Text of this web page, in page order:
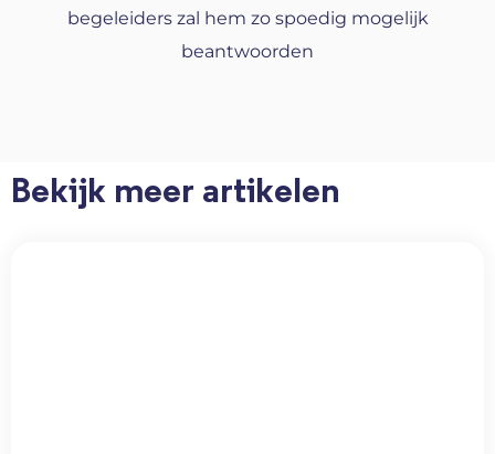
begeleiders zal hem zo spoedig mogelijk
beantwoorden
Bekijk meer artikelen